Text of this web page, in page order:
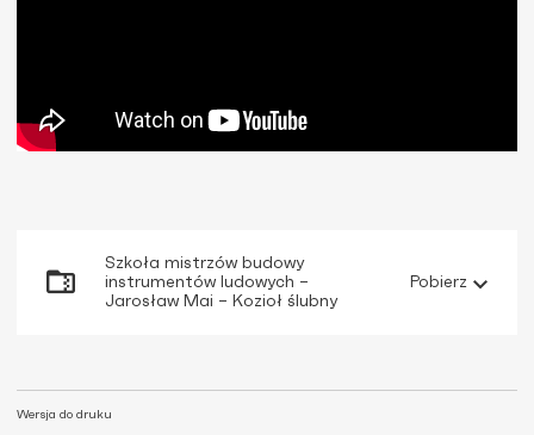
Wersja do druku
Szkoła mistrzów budowy
instrumentów ludowych –
Jarosław Mai – Kozioł ślubny
Pobierz